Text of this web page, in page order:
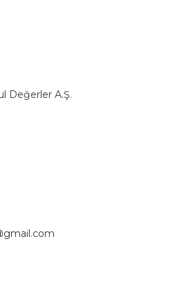
Değerler A.Ş.